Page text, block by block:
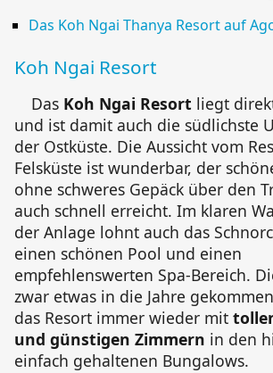
Das Koh Ngai Thanya Resort auf
Koh Ngai Resort
Das Koh Ngai Resort liegt
und ist damit auch die südlichste
der Ostküste. Die Aussicht vom
Felsküste ist wunderbar, der
ohne schweres Gepäck über den
auch schnell erreicht. Im klaren
der Anlage lohnt auch das
einen schönen Pool und einen
empfehlenswerten Spa-Bereich.
zwar etwas in die Jahre
das Resort immer wieder mit
und günstigen Zimmern in den
einfach gehaltenen Bungalows.